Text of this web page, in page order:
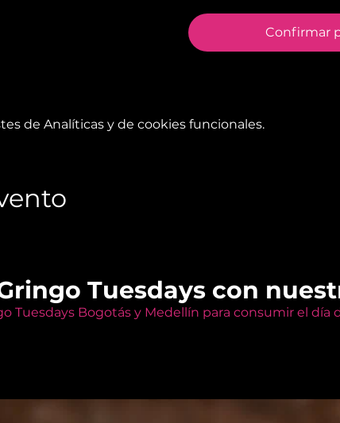
Confirmar
de Analíticas y de cookies funcionales.
Tuesdays con
Tuesdays Bogotás y Medellín para consumir el día